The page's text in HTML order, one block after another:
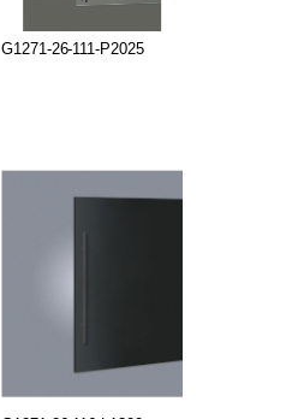
G1271-26-111-P2025